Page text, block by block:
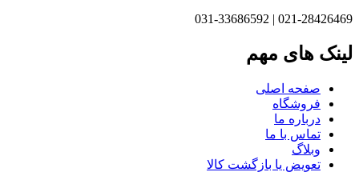
021-28426469 | 031-
های مهم
صفحه اصلی
فروشگاه
درباره ما
تماس با ما
وبلاگ
تعویض یا بازگشت کالا